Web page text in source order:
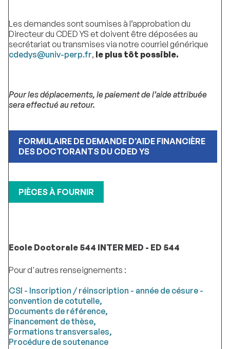
Les demandes sont soumises à l’approbation du
Directeur du CDED YS et doivent être déposées au
secrétariat ou transmises via notre courriel générique
cdedys@univ-perp.fr, le plus tôt possible.
Pour les déplacements, le paiement de l’aide attribuée
sera effectué au retour.
FORMULAIRE DE DEMANDE D’AIDE FINANCIÈRE
DES DOCTORANTS DU CDED YS
PIÈCES À FOURNIR
Ecole Doctorale 544 INTER MED - ED 544
Pour d'autres renseignements :
CSI - Inscription / réinscription - année de césure -
convention de cotutelle,
Documents de référence,
Financement de thèse,
Formations transversales,
Procédure de soutenance